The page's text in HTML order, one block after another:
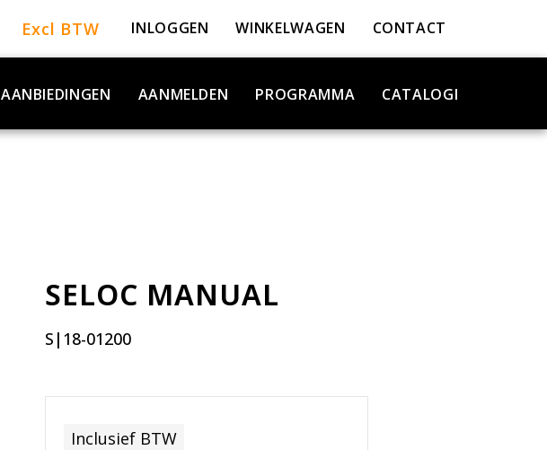
Excl BTW INLOGGEN WINKELWAGEN CONTACT
AANBIEDINGEN AANMELDEN PROGRAMMA CATALOGI
SELOC MANUAL
S|18-01200
Inclusief BTW